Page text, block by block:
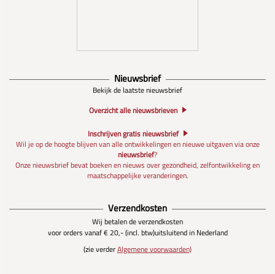
Nieuwsbrief
Bekijk de laatste nieuwsbrief
Overzicht alle nieuwsbrieven
Inschrijven gratis nieuwsbrief
Wil je op de hoogte blijven van alle ontwikkelingen en nieuwe uitgaven via onze
nieuwsbrief?
Onze nieuwsbrief bevat boeken en nieuws over gezondheid, zelfontwikkeling en
maatschappelijke veranderingen.
Verzendkosten
Wij betalen de verzendkosten
voor orders vanaf € 20,- (incl. btw)uitsluitend in Nederland
(zie verderAlgemene voorwaarden)